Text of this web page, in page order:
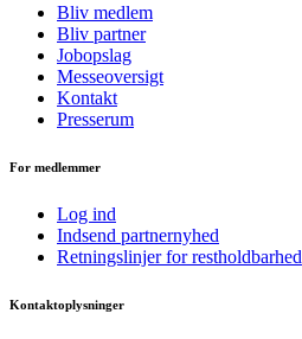
Bliv medlem
Bliv partner
Jobopslag
Messeoversigt
Kontakt
Presserum
For medlemmer
Log ind
Indsend partnernyhed
Retningslinjer for restholdbarhed
Kontaktoplysninger